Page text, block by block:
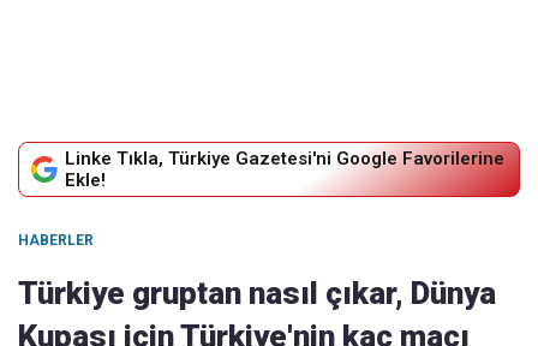
Linke Tıkla, Türkiye Gazetesi'ni Google Favorilerine
Ekle!
HABERLER
Türkiye gruptan nasıl çıkar, Dünya
Kupası için Türkiye'nin kaç maçı